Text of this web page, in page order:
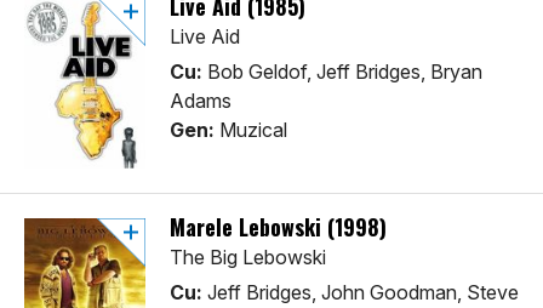
Live Aid
Cu: Bob Geldof, Jeff Bridges, Bryan
Adams
Gen: Muzical
Marele Lebowski (1998)
The Big Lebowski
Cu: Jeff Bridges, John Goodman, Steve